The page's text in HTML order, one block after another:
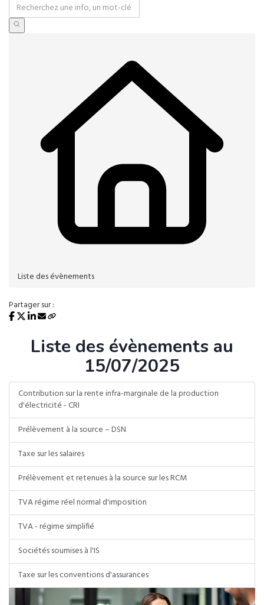
Liste des évènements
Partager sur :
Liste des évènements au
15/07/2025
Contribution sur la rente infra-marginale de la production
d'électricité - CRI
Prélèvement à la source – DSN
Taxe sur les salaires
Prélèvement et retenues à la source sur les RCM
TVA régime réel normal d'imposition
TVA - régime simplifié
Sociétés soumises à l'IS
Taxe sur les conventions d'assurances